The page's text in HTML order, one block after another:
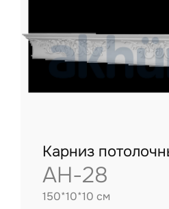
Карниз
AH-28
150*10*10 см